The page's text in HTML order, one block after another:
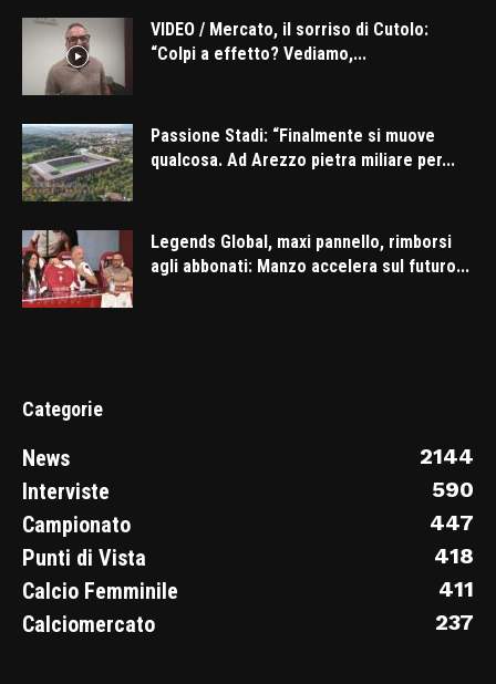
VIDEO / Mercato, il sorriso di Cutolo:
“Colpi a effetto? Vediamo,...
Passione Stadi: “Finalmente si muove
qualcosa. Ad Arezzo pietra miliare per...
Legends Global, maxi pannello, rimborsi
agli abbonati: Manzo accelera sul futuro...
Categorie
News
2144
Interviste
590
Campionato
447
Punti di Vista
418
Calcio Femminile
411
Calciomercato
237